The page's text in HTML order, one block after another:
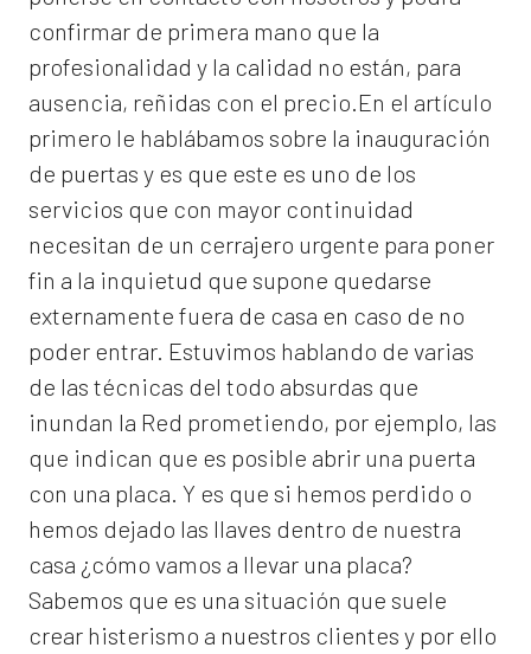
confirmar de primera mano que la
profesionalidad y la calidad no están, para
ausencia, reñidas con el precio.En el artículo
primero le hablábamos sobre la inauguración
de puertas y es que este es uno de los
servicios que con mayor continuidad
necesitan de un cerrajero urgente para poner
fin a la inquietud que supone quedarse
externamente fuera de casa en caso de no
poder entrar. Estuvimos hablando de varias
de las técnicas del todo absurdas que
inundan la Red prometiendo, por ejemplo, las
que indican que es posible abrir una puerta
con una placa. Y es que si hemos perdido o
hemos dejado las llaves dentro de nuestra
casa ¿cómo vamos a llevar una placa?
Sabemos que es una situación que suele
crear histerismo a nuestros clientes y por ello